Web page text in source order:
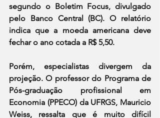
segundo o Boletim Focus, divulgado
pelo Banco Central (BC). O relatório
indica que a moeda americana deve
fechar o ano cotada a R$ 5,50.
Porém, especialistas divergem da
projeção. O professor do Programa de
Pós-graduação profissional em
Economia (PPECO) da UFRGS, Mauricio
Weiss, ressalta que é muito difícil